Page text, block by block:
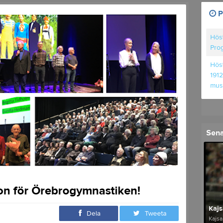
för Örebrogymnastiken!
Dela Tweeta